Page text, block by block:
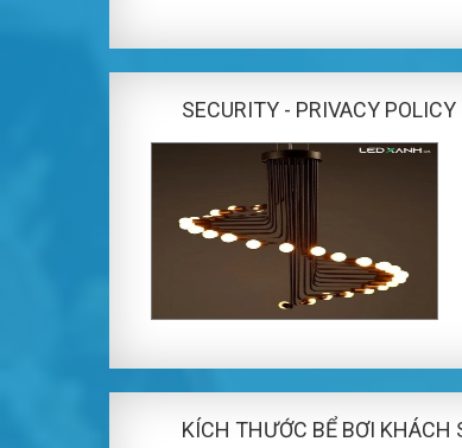
SECURITY - PRIVACY POLICY
KÍCH THƯỚC BỂ BƠI KHÁCH